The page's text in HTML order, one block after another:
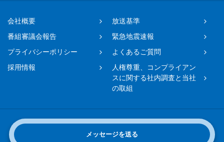
メッセージを送る
会社概要
放送基準
番組審議会報告
緊急地震速報
プライバシーポリシー
よくあるご質問
採用情報
人権尊重、コンプライアン
スに関する社内調査と当社
の取組
048-650-0331まで（平日11時〜17時）